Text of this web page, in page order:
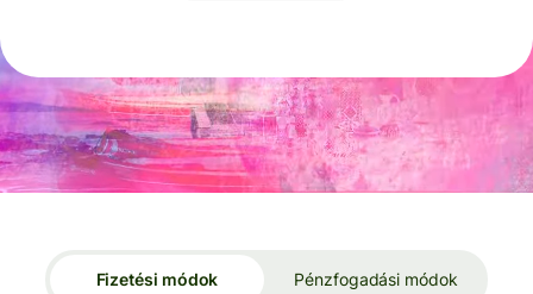
Fizetési módok Pénzfogadási módok